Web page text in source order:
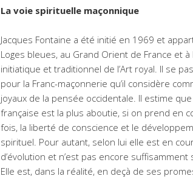
La voie spirituelle maçonnique
Jacques Fontaine a été initié en 1969 et
Loges bleues, au Grand Orient de France et à
initiatique et traditionnel de l’Art royal. Il se
pour la Franc-maçonnerie qu’il considère
joyaux de la pensée occidentale. Il estime
française est la plus aboutie, si on prend en
fois, la liberté de conscience et le
spirituel. Pour autant, selon lui elle est en
d’évolution et n’est pas encore suffisamment
Elle est, dans la réalité, en deçà de ses